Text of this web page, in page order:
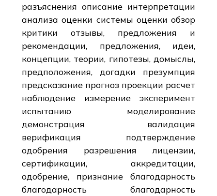
разъяснения описание интерпретации
анализа оценки системы оценки обзор
критики отзывы, предложения и
рекомендации, предложения, идеи,
концепции, теории, гипотезы, домыслы,
предположения, догадки презумпция
предсказание прогноз проекции расчет
наблюдение измерение эксперимент
испытанию моделирование
демонстрация валидация
верификация подтверждение
одобрения разрешения лицензии,
сертификации, аккредитации,
одобрение, признание благодарность
благодарность благодарность